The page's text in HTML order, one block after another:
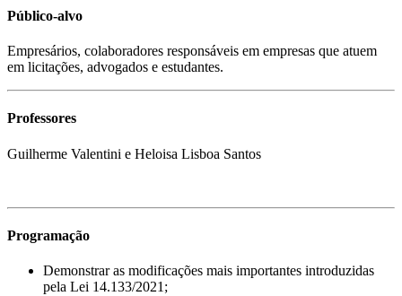
Público-alvo
Empresários, colaboradores responsáveis em empresas que atuem
em licitações, advogados e estudantes.
Professores
Guilherme Valentini e Heloisa Lisboa Santos
Programação
Demonstrar as modificações mais importantes introduzidas
pela Lei 14.133/2021;